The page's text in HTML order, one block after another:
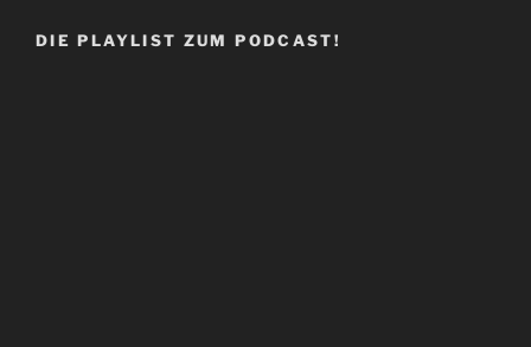
DIE PLAYLIST ZUM PODCAST!